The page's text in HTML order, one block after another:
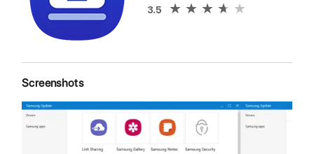
3.5
Screenshots